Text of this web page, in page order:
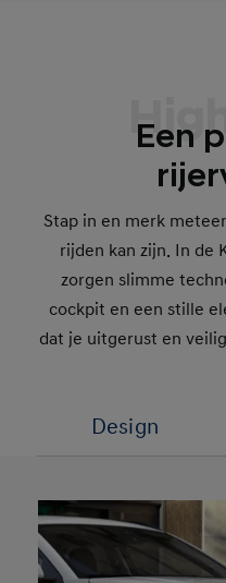
Een
Stap in en merk
rijden kan zijn. In de
zorgen slimme
cockpit en een stille
dat je uitgerust en
Design